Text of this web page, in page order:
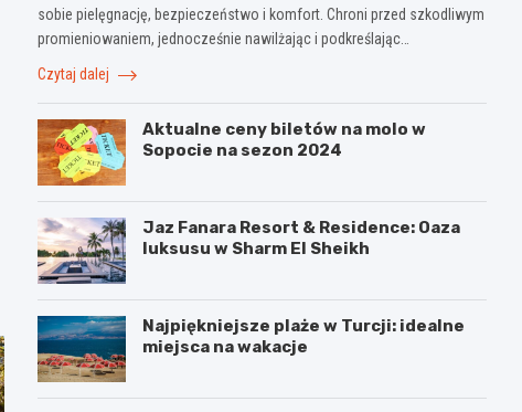
sobie pielęgnację, bezpieczeństwo i komfort. Chroni przed szkodliwym
promieniowaniem, jednocześnie nawilżając i podkreślając…
Czytaj dalej
Aktualne ceny biletów na molo w
Sopocie na sezon 2024
Jaz Fanara Resort & Residence: Oaza
luksusu w Sharm El Sheikh
Najpiękniejsze plaże w Turcji: idealne
miejsca na wakacje